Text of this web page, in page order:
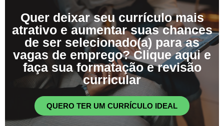
Quer deixar seu currículo mais
atrativo e aumentar suas chances
de ser selecionado(a) para as
vagas de emprego? Clique aqui e
faça sua formatação e revisão
curricular
QUERO TER UM CURRÍCULO IDEAL